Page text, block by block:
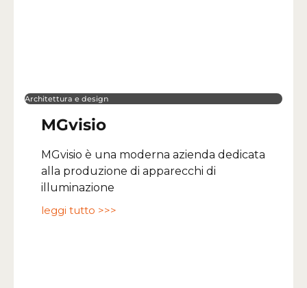
Architettura e design
MGvisio
MGvisio è una moderna azienda dedicata
alla produzione di apparecchi di
illuminazione
leggi tutto >>>